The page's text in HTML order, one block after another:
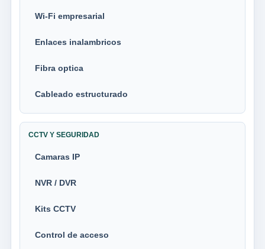
Wi-Fi empresarial
Enlaces inalambricos
Fibra optica
Cableado estructurado
CCTV Y SEGURIDAD
Camaras IP
NVR / DVR
Kits CCTV
Control de acceso